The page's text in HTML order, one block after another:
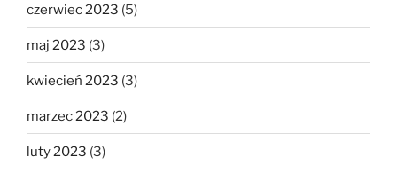
czerwiec 2023 (5)
maj 2023 (3)
kwiecień 2023 (3)
marzec 2023 (2)
luty 2023 (3)